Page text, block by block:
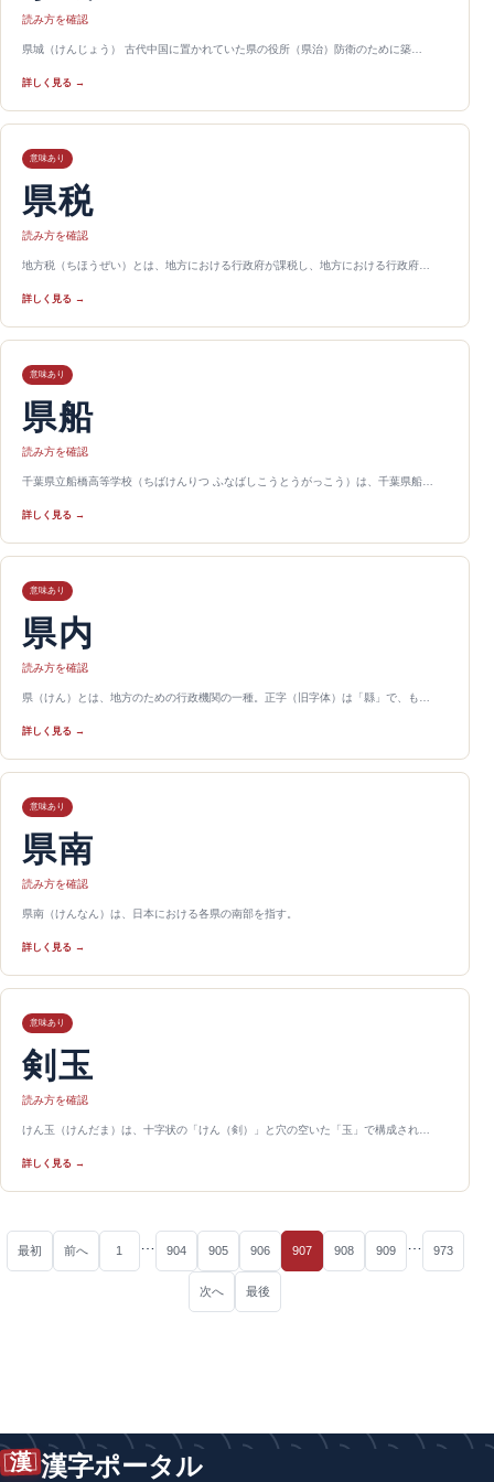
読み方を確認
県城（けんじょう） 古代中国に置かれていた県の役所（県治）防衛のために築…
詳しく見る →
意味あり
県税
読み方を確認
地方税（ちほうぜい）とは、地方における行政府が課税し、地方における行政府…
詳しく見る →
意味あり
県船
読み方を確認
千葉県立船橋高等学校（ちばけんりつ ふなばしこうとうがっこう）は、千葉県船…
詳しく見る →
意味あり
県内
読み方を確認
県（けん）とは、地方のための行政機関の一種。正字（旧字体）は「縣」で、も…
詳しく見る →
意味あり
県南
読み方を確認
県南（けんなん）は、日本における各県の南部を指す。
詳しく見る →
意味あり
剣玉
読み方を確認
けん玉（けんだま）は、十字状の「けん（剣）」と穴の空いた「玉」で構成され…
詳しく見る →
最初 前へ 1 904 905 906 907 908 909 973
次へ 最後
漢 漢字ポータル